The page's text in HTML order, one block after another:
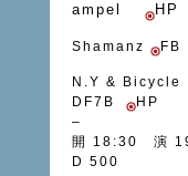
ampel HP
Shamanz FB
N.Y &
DF7B
HP
–
開 18:30 演
D 500